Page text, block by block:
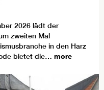
2026 lädt der
zweiten Mal
in den Harz
bietet die… more